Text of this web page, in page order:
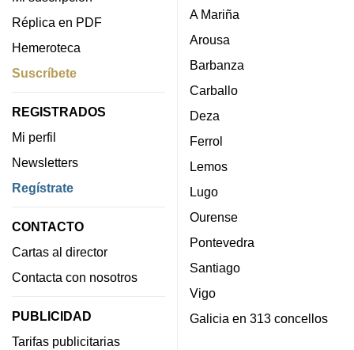
Réplica en PDF
Hemeroteca
Suscríbete
REGISTRADOS
Mi perfil
Newsletters
Regístrate
CONTACTO
Cartas al director
Contacta con nosotros
PUBLICIDAD
Tarifas publicitarias
A Mariña
Arousa
Barbanza
Carballo
Deza
Ferrol
Lemos
Lugo
Ourense
Pontevedra
Santiago
Vigo
Galicia en 313 concellos